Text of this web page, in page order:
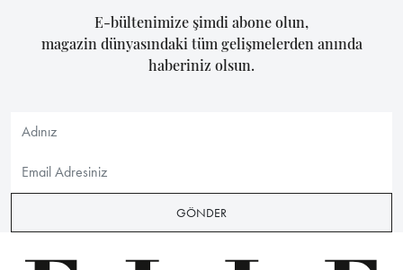
E-bültenimize şimdi abone olun,
magazin dünyasındaki tüm gelişmelerden anında
haberiniz olsun.
GÖNDER